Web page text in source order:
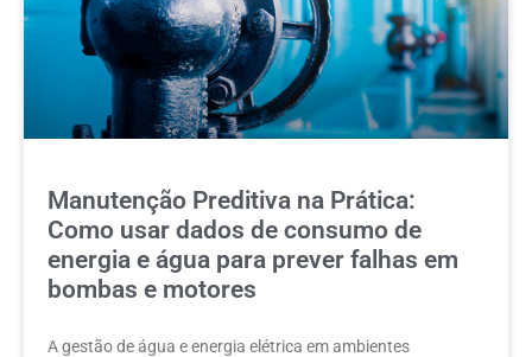
Manutenção Preditiva na Prática:
Como usar dados de consumo de
energia e água para prever falhas em
bombas e motores
A gestão de água e energia elétrica em ambientes